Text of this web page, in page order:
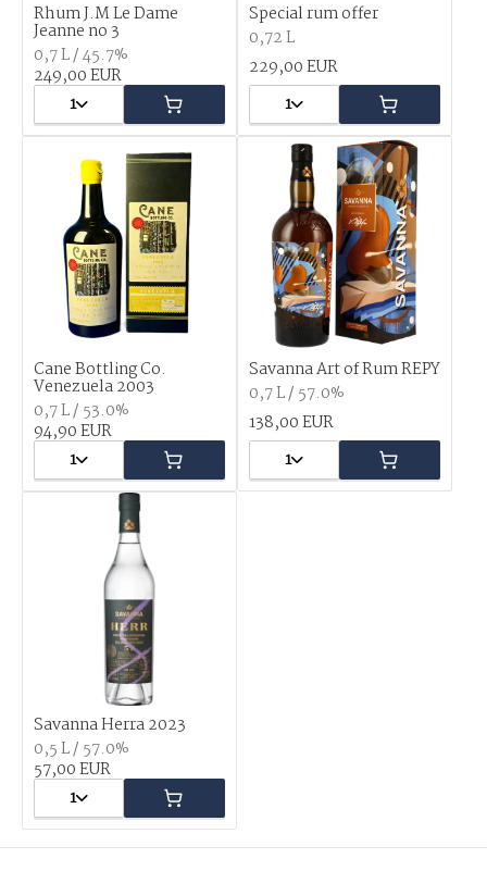
Rhum J.M Le Dame
Jeanne no 3
0,7 L / 45.7%
249,00 EUR
1
Special rum offer
0,72 L
229,00 EUR
1
Cane Bottling Co.
Venezuela 2003
0,7 L / 53.0%
94,90 EUR
1
Savanna Art of Rum REPY
0,7 L / 57.0%
138,00 EUR
1
Savanna Herra 2023
0,5 L / 57.0%
57,00 EUR
1